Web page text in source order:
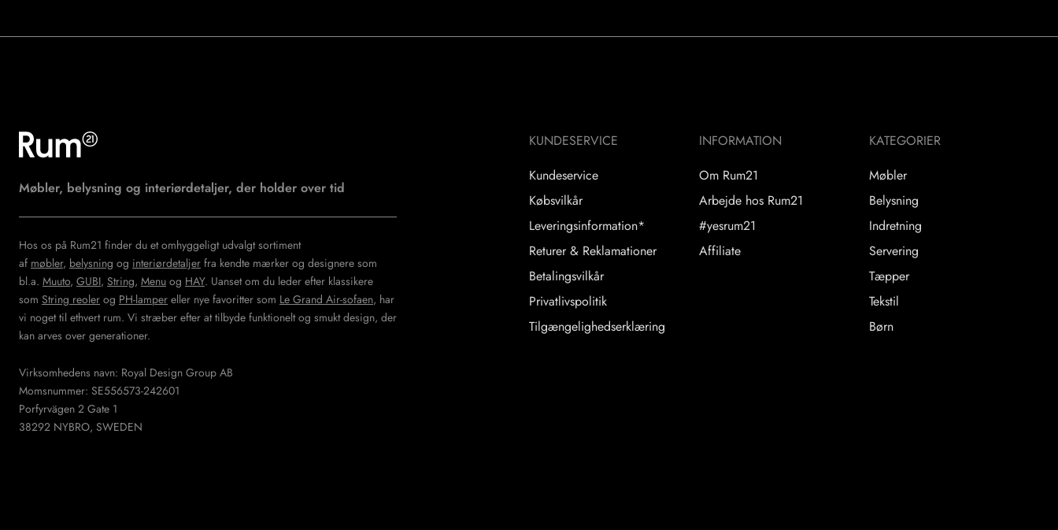
Møbler, belysning og interiørdetaljer, der holder over tid
Hos os på Rum21 finder du et omhyggeligt udvalgt sortiment
af møbler, belysning og interiørdetaljer fra kendte mærker og designere som
bl.a. Muuto, GUBI, String, Menu og HAY. Uanset om du leder efter klassikere
som String reoler og PH-lamper eller nye favoritter som Le Grand Air-sofaen, har
vi noget til ethvert rum. Vi stræber efter at tilbyde funktionelt og smukt design, der
kan arves over generationer.
Virksomhedens navn: Royal Design Group AB
Momsnummer: SE556573-242601
Porfyrvägen 2 Gate 1
38292 NYBRO, SWEDEN
KUNDESERVICE
Kundeservice
Købsvilkår
Leveringsinformation*
Returer & Reklamationer
Betalingsvilkår
Privatlivspolitik
Tilgængelighedserklæring
INFORMATION
Om Rum21
Arbejde hos Rum21
#yesrum21
Affiliate
KATEGORIER
Møbler
Belysning
Indretning
Servering
Tæpper
Tekstil
Børn